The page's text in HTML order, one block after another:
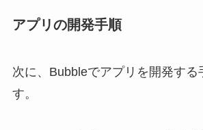
アプリの開発手順
次に、Bubbleでアプリを開発する
す。